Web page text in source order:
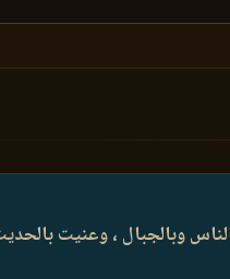
وبالجبال ، وعنيت